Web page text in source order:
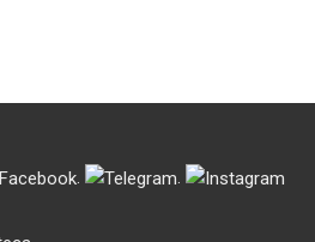
. .